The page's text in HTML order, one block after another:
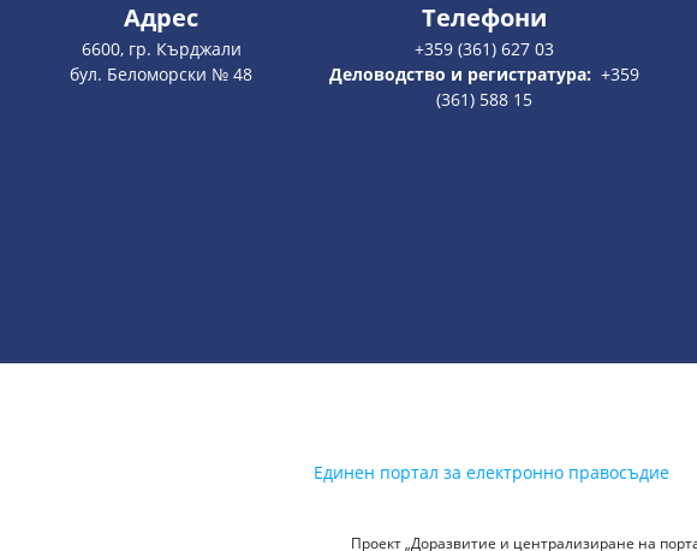
Адрес
6600, гр. Кърджали
бул. Беломорски № 48
Телефони
+359 (361) 627 03
Деловодство и регистратура: +359
(361) 588 15
Единен портал за електронно правосъдие
Проект „Доразвитие и централизиране на